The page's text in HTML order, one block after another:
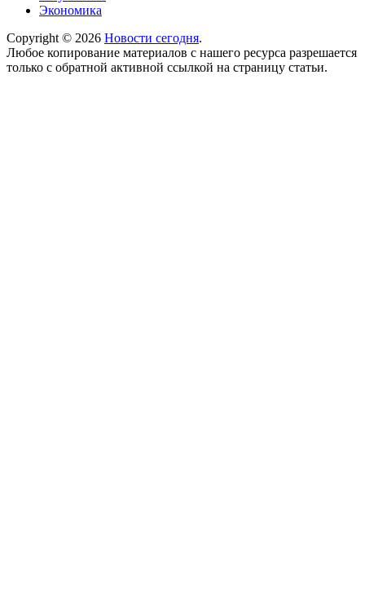
Экономика
Copyright © 2026 Новости сегодня.
Любое копирование материалов с нашего ресурса разрешается
только с обратной активной ссылкой на страницу статьи.